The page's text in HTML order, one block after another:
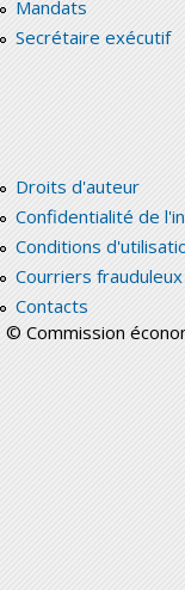
Mandats
Secrétaire exécutif
Droits d'auteur
Confidentialité de
Conditions
Courriers frauduleux
Contacts
© Commission